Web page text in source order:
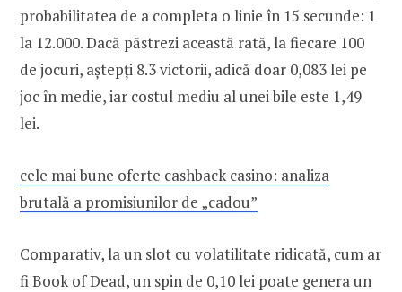
probabilitatea de a completa o linie în 15 secunde: 1
la 12.000. Dacă păstrezi această rată, la fiecare 100
de jocuri, aștepți 8.3 victorii, adică doar 0,083 lei pe
joc în medie, iar costul mediu al unei bile este 1,49
lei.
cele mai bune oferte cashback casino: analiza
brutală a promisiunilor de „cadou”
Comparativ, la un slot cu volatilitate ridicată, cum ar
fi Book of Dead, un spin de 0,10 lei poate genera un